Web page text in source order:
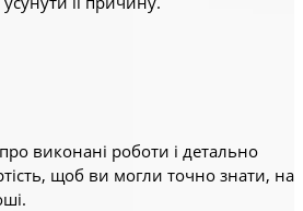
виконані роботи і детально
щоб ви могли точно знати, на